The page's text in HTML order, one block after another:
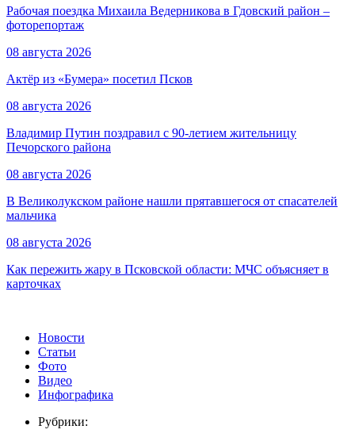
Рабочая поездка Михаила Ведерникова в Гдовский район –
фоторепортаж
08 августа 2026
Актёр из «Бумера» посетил Псков
08 августа 2026
Владимир Путин поздравил с 90-летием жительницу
Печорского района
08 августа 2026
В Великолукском районе нашли прятавшегося от спасателей
мальчика
08 августа 2026
Как пережить жару в Псковской области: МЧС объясняет в
карточках
Новости
Статьи
Фото
Видео
Инфографика
Рубрики: